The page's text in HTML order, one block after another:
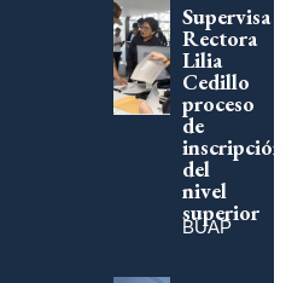
Supervisa
Rectora
Lilia
Cedillo
proceso
de
inscripción
del
nivel
superior
BUAP